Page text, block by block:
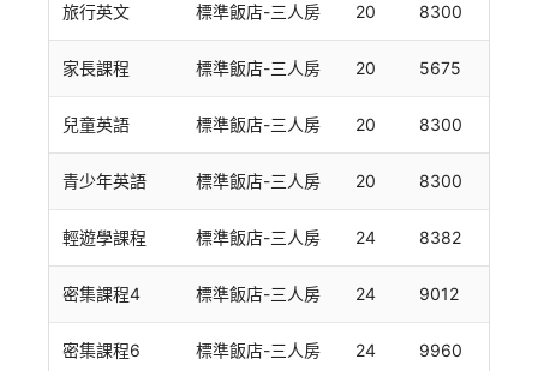
旅行英文 標準飯店-三人房 20 8300
家長課程 標準飯店-三人房 20 5675
兒童英語 標準飯店-三人房 20 8300
青少年英語 標準飯店-三人房 20 8300
輕遊學課程 標準飯店-三人房 24 8382
密集課程4 標準飯店-三人房 24 9012
密集課程6 標準飯店-三人房 24 9960